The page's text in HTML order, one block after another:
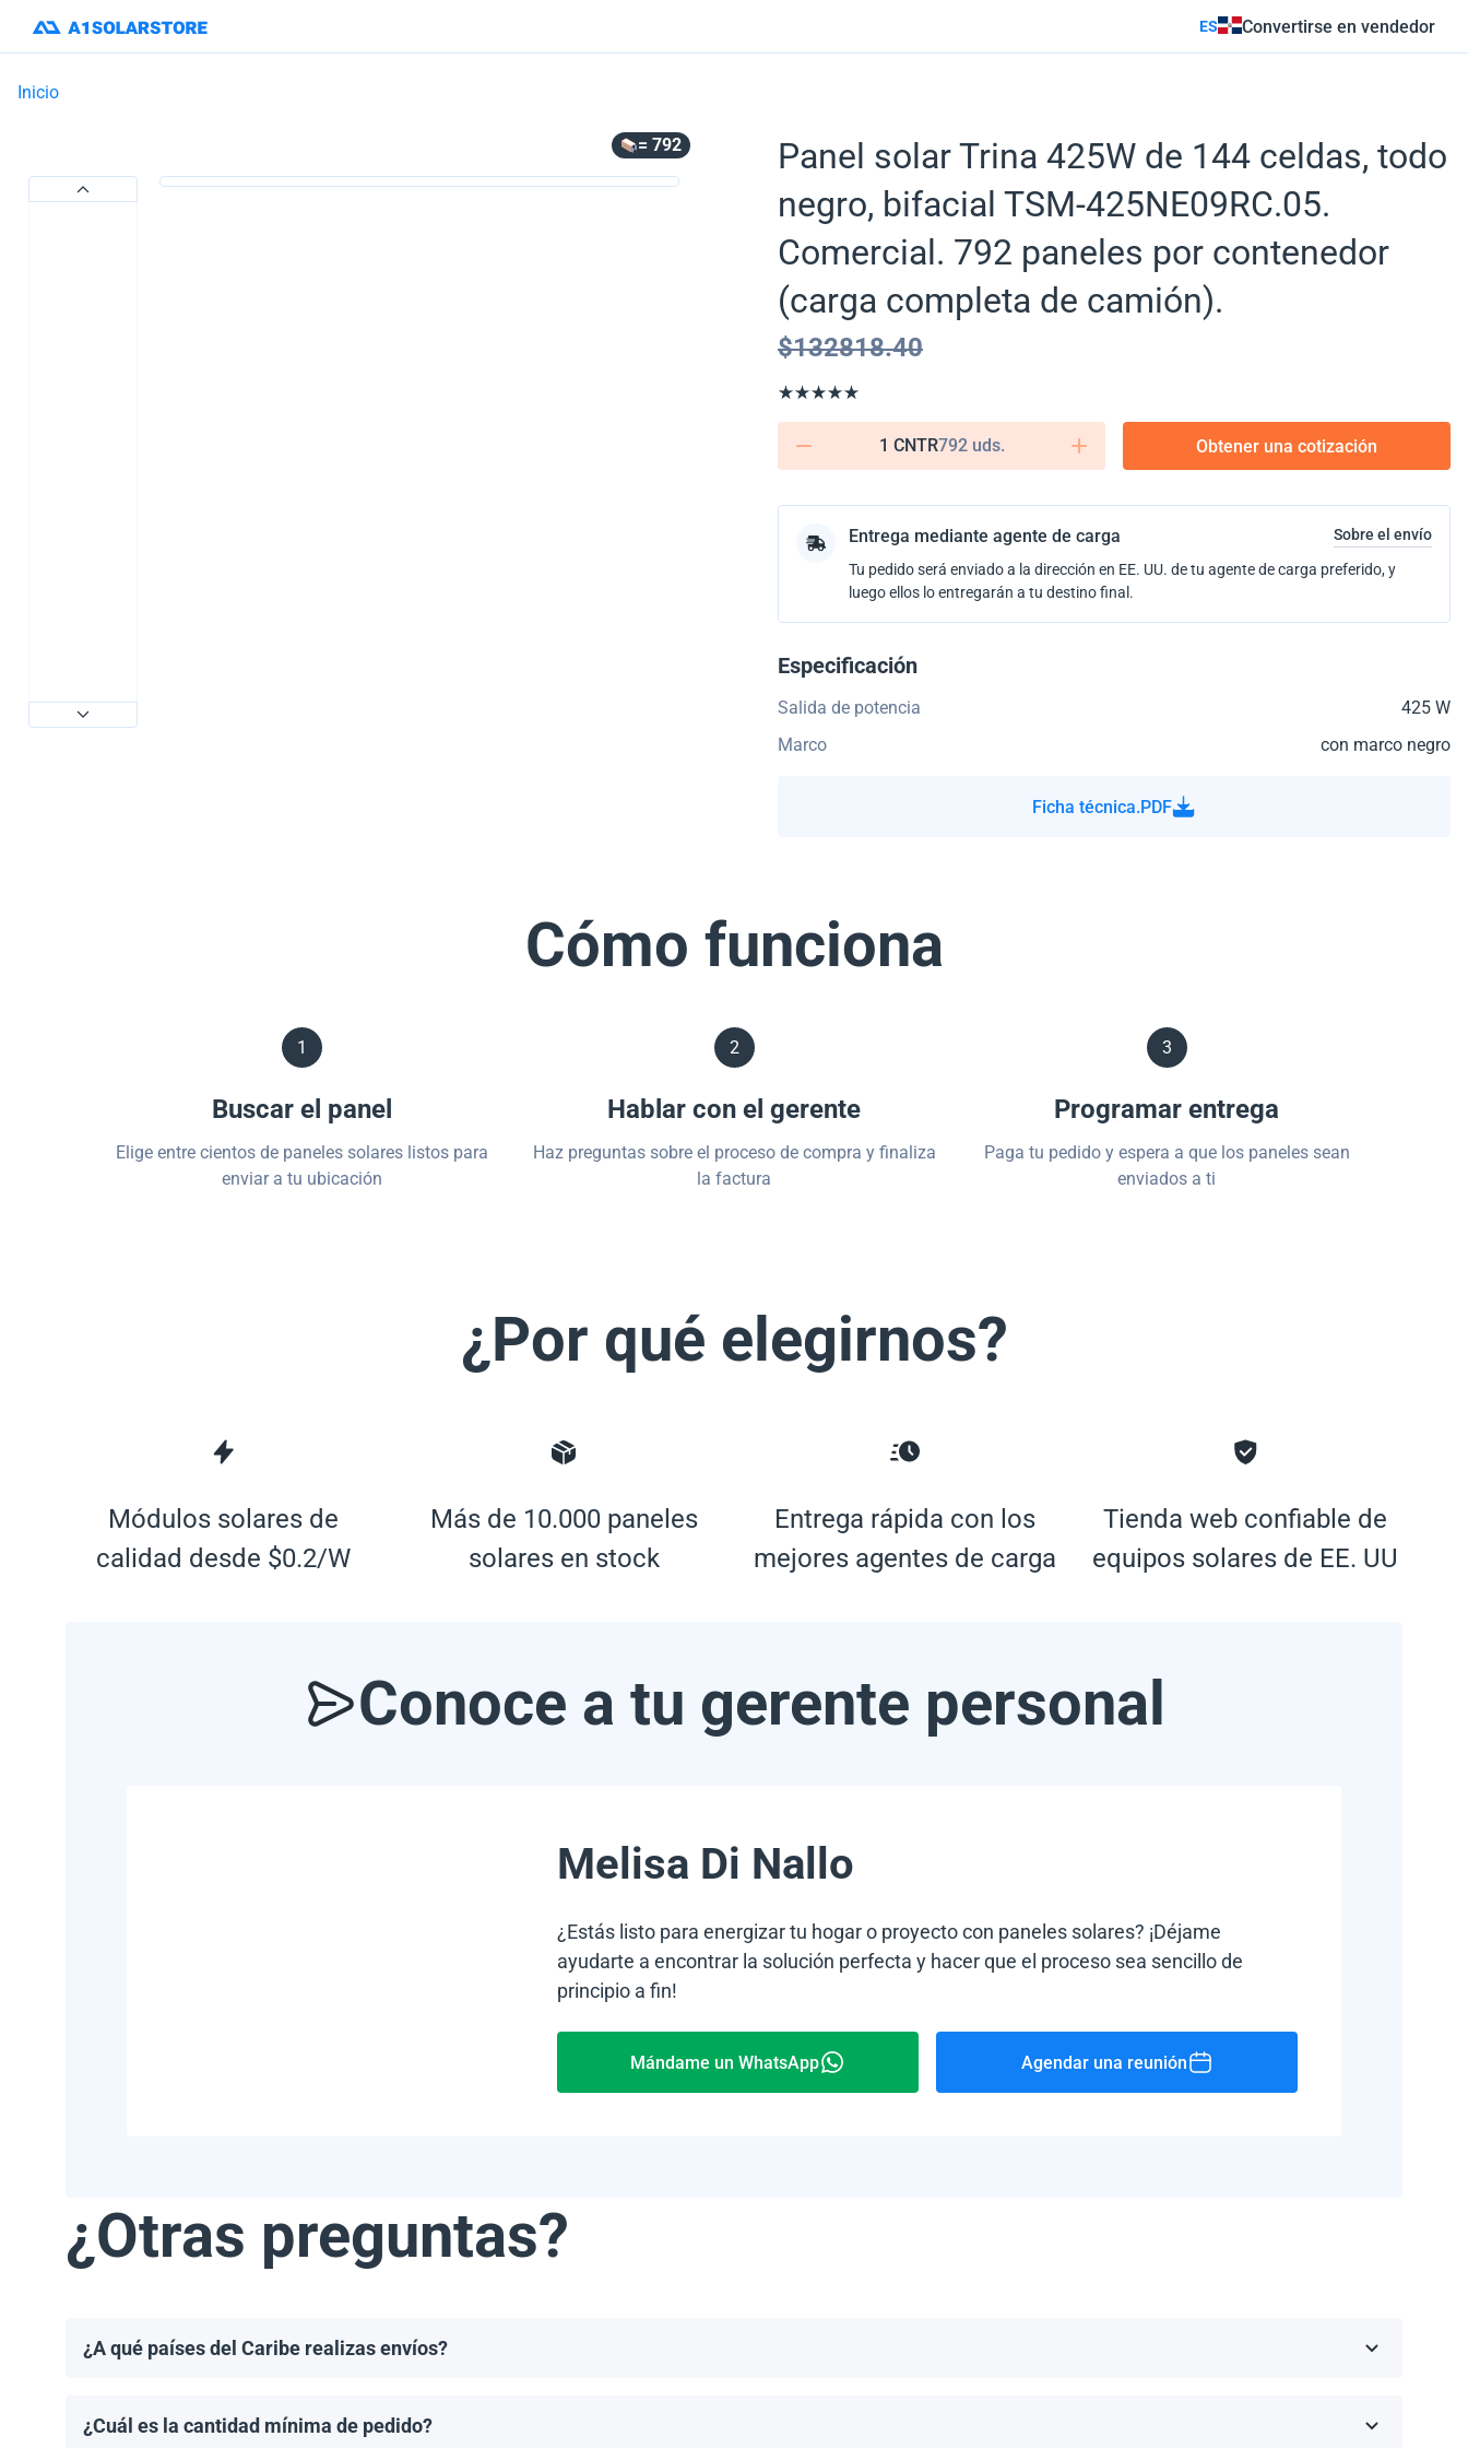
ES Convertirse en vendedor
Inicio
= 792
Panel solar Trina 425W de 144 celdas, todo
negro, bifacial TSM-425NE09RC.05.
Comercial. 792 paneles por contenedor
(carga completa de camión).
$132818.40
1 CNTR792 uds. Obtener una cotización
Entrega mediante agente de carga
Sobre el envío
Tu pedido será enviado a la dirección en EE. UU. de tu agente de carga preferido, y
luego ellos lo entregarán a tu destino final.
Especificación
Salida de potencia
425 W
Marco
con marco negro
Ficha técnica.PDF
Cómo funciona
1
Buscar el panel
Elige entre cientos de paneles solares listos para
enviar a tu ubicación
2
Hablar con el gerente
Haz preguntas sobre el proceso de compra y finaliza
la factura
3
Programar entrega
Paga tu pedido y espera a que los paneles sean
enviados a ti
¿Por qué elegirnos?
Módulos solares de
calidad desde $0.2/W
Más de 10.000 paneles
solares en stock
Entrega rápida con los
mejores agentes de carga
Tienda web confiable de
equipos solares de EE. UU
Conoce a tu gerente personal
Melisa Di Nallo
¿Estás listo para energizar tu hogar o proyecto con paneles solares? ¡Déjame
ayudarte a encontrar la solución perfecta y hacer que el proceso sea sencillo de
principio a fin!
Mándame un WhatsApp Agendar una reunión
¿Otras preguntas?
¿A qué países del Caribe realizas envíos?
¿Cuál es la cantidad mínima de pedido?